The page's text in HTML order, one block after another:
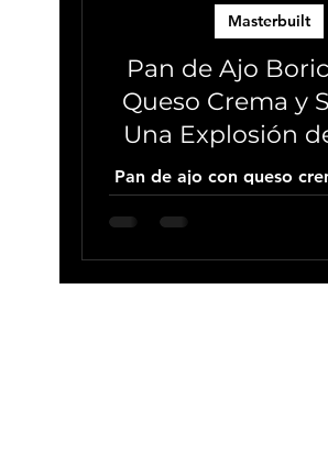
Pan de Ajo
Queso Crema y
Una Explosión
Pan de ajo con queso
boricua 🇵🇷, hecho al
Masterbuilt 800. Pan
sabor ahumado y mucha
isla.
Masterbuilt